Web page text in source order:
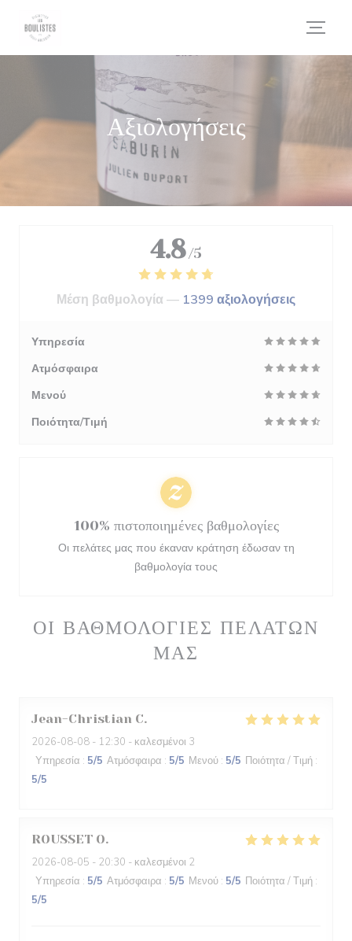
Αξιολογήσεις
ΟΙ ΒΑΘΜΟΛΟΓΊΕΣ ΠΕΛΑΤΏΝ
ΜΑΣ
Jean-Christian C
2026-08-08 - 12:30 - καλεσμένοι 3
Υπηρεσία : 5/5 Ατμόσφαιρα : 5/5 Μενού : 5/5 Ποιότητα / Τιμή :
5/5
ROUSSET O
2026-08-05 - 20:30 - καλεσμένοι 2
Υπηρεσία : 5/5 Ατμόσφαιρα : 5/5 Μενού : 5/5 Ποιότητα / Τιμή :
5/5
4.8 /5
Μέση βαθμολογία — 1399 αξιολογήσεις
Υπηρεσία
Ατμόσφαιρα
Μενού
Ποιότητα/Τιμή
100% πιστοποιημένες βαθμολογίες
Οι πελάτες μας που έκαναν κράτηση έδωσαν τη
βαθμολογία τους